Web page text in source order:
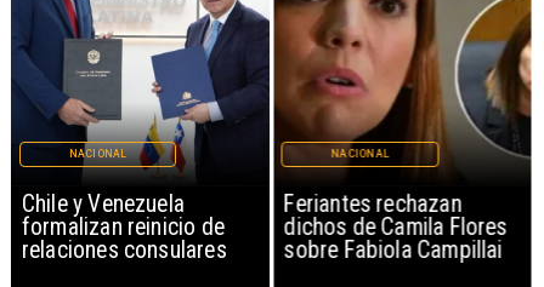
Chile y Venezuela
formalizan reinicio de
relaciones consulares
NACIONAL
Feriantes rechazan
dichos de Camila Flores
sobre Fabiola Campillai
NACIONAL